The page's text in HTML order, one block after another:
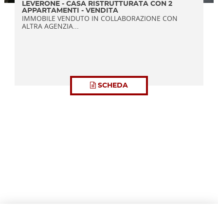
LEVERONE - CASA RISTRUTTURATA CON 2
APPARTAMENTI - VENDITA
IMMOBILE VENDUTO IN COLLABORAZIONE CON
ALTRA AGENZIA...
SCHEDA